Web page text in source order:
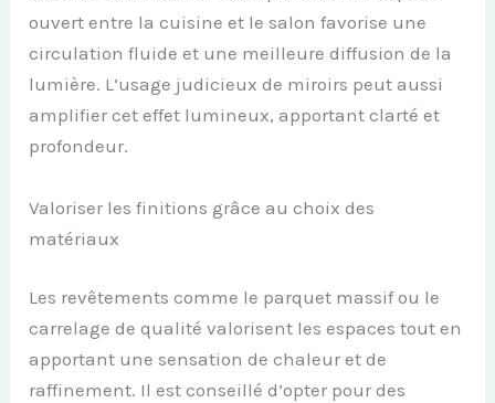
ouvert entre la cuisine et le salon favorise une
circulation fluide et une meilleure diffusion de la
lumière. L’usage judicieux de miroirs peut aussi
amplifier cet effet lumineux, apportant clarté et
profondeur.
Valoriser les finitions grâce au choix des
matériaux
Les revêtements comme le parquet massif ou le
carrelage de qualité valorisent les espaces tout en
apportant une sensation de chaleur et de
raffinement. Il est conseillé d’opter pour des